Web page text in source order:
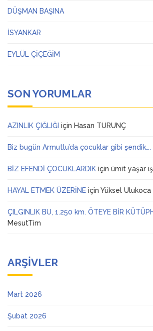
DÜŞMAN BAŞINA
İSYANKAR
EYLÜL ÇİÇEĞİM
SON YORUMLAR
AZINLIK ÇIĞLIĞI için Hasan TURUNÇ
Biz bugün Armutlu’da çocuklar gibi şendik….
BİZ EFENDİ ÇOCUKLARDIK için ümit yaşar
HAYAL ETMEK ÜZERİNE için Yüksel Ulukoca
ÇILGINLIK BU, 1.250 km. ÖTEYE BİR
MesutTim
ARŞIVLER
Mart 2026
Şubat 2026